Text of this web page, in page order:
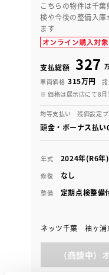
こちらの物件は千
検や今後の整備入
ます
支払総額 327
車両価格 315万円
※ 価格は展示店にて8月
均等支払い 残価設定プ
頭金・ボーナス払
年式 2024年(R6年)
修復 なし
整備 定期点検整備
ネッツ千葉 袖ヶ浦
（商談中）